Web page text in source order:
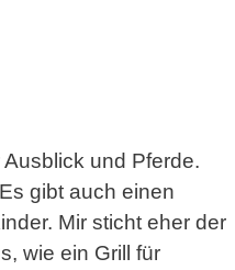
und Pferde.
gibt auch einen
Mir sticht eher der
wie ein Grill für